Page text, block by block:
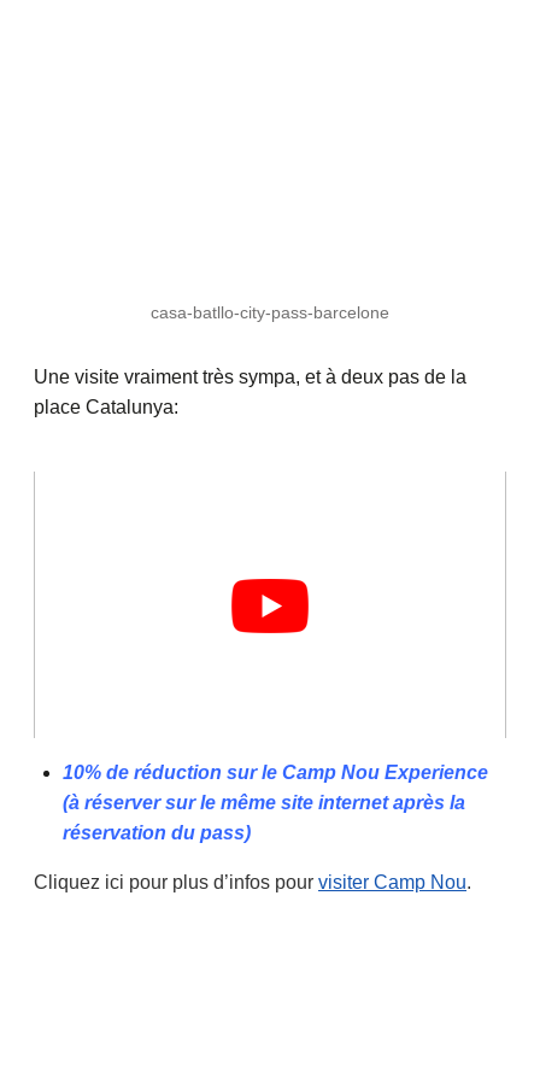
casa-batllo-city-pass-barcelone
Une visite vraiment très sympa, et à deux pas de la
place Catalunya:
10% de réduction sur le Camp Nou Experience
(à réserver sur le même site internet après la
réservation du pass)
Cliquez ici pour plus d’infos pour visiter Camp Nou.